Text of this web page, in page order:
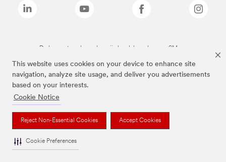
This website uses cookies on your device to enhance site
navigation, analyze site usage, and deliver you advertisements
based on your interests.
Cookie Notice
Reject Non-Essential Cookies Accept Cookies
Cookie Preferences
De bovenstaande merken zijn handelsmerken van 3M.we